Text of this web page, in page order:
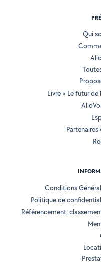
Qui
Livre « Le futur
Conditions
Politique de
Référencement,